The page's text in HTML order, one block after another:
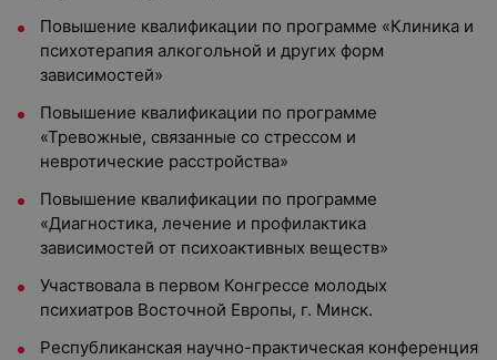
Повышение квалификации по программе «Клиника и
психотерапия алкогольной и других форм
зависимостей»
Повышение квалификации по программе
«Тревожные, связанные со стрессом и
невротические расстройства»
Повышение квалификации по программе
«Диагностика, лечение и профилактика
зависимостей от психоактивных веществ»
Участвовала в первом Конгрессе молодых
психиатров Восточной Европы, г. Минск.
Республиканская научно-практическая конференция